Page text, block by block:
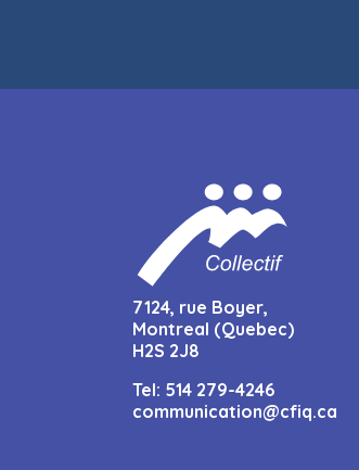
7124, rue Boyer,
Montreal (Quebec)
H2S 2J8
Tel: 514 279-4246
communication@cfiq.ca